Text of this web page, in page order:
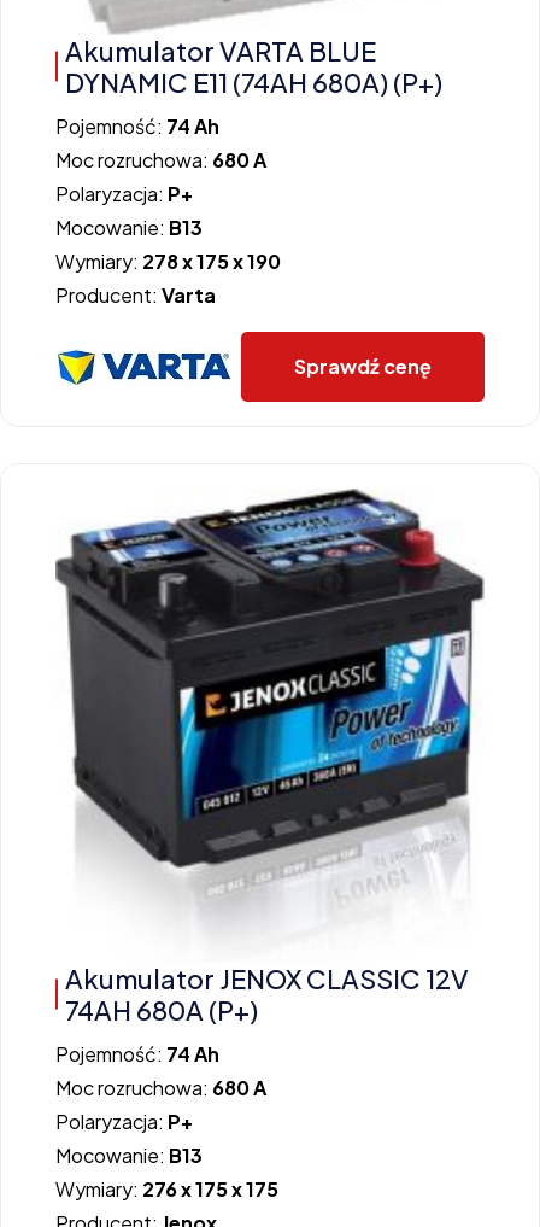
Akumulator VARTA BLUE
DYNAMIC E11 (74AH 680A) (P+)
Pojemność: 74 Ah
Moc rozruchowa: 680 A
Polaryzacja: P+
Mocowanie: B13
Wymiary: 278 x 175 x 190
Producent: Varta
Sprawdź cenę
Akumulator JENOX CLASSIC 12V
74AH 680A (P+)
Pojemność: 74 Ah
Moc rozruchowa: 680 A
Polaryzacja: P+
Mocowanie: B13
Wymiary: 276 x 175 x 175